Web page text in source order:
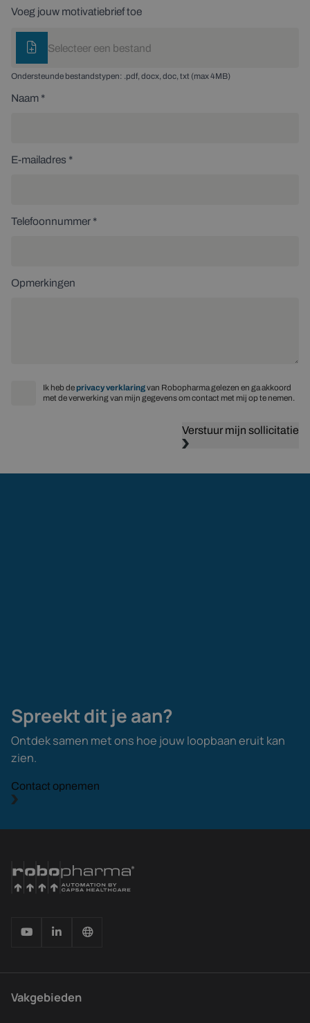
Voeg jouw motivatiebrief toe
Selecteer een bestand
Ondersteunde bestandstypen: .pdf, docx, doc, txt (max 4MB)
Naam *
E-mailadres *
Telefoonnummer *
Opmerkingen
Ik heb deprivacy verklaringvan Robopharma gelezen en ga akkoord
met de verwerking van mijn gegevens om contact met mij op te nemen.
Verstuur mijn sollicitatie
Spreekt dit je aan?
Ontdek samen met ons hoe jouw loopbaan eruit kan
zien.
Contact opnemen
Vakgebieden